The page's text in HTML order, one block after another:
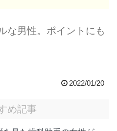
な男性。ポイントにも
2022/01/20
め記事